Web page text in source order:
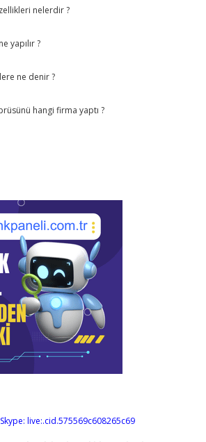
nelerdir ?
yapılır ?
ne denir ?
hangi firma yaptı ?
Skype: live:.cid.575569c608265c69